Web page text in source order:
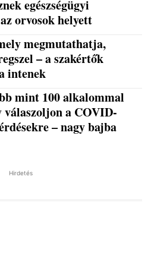
egészségügyi
orvosok helyett
megmutathatja,
– a szakértők
intenek
mint 100 alkalommal
válaszoljon a COVID-
– nagy bajba
Hirdetés